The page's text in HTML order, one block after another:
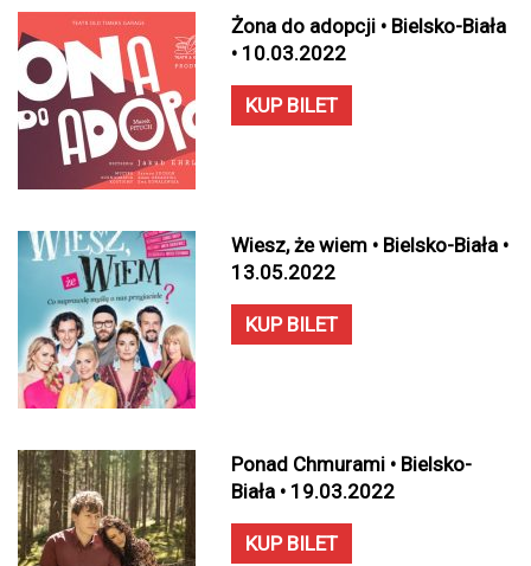
Żona do adopcji • Bielsko-Biała
• 10.03.2022
KUP BILET
Wiesz, że wiem • Bielsko-Biała •
13.05.2022
KUP BILET
Ponad Chmurami • Bielsko-
Biała • 19.03.2022
KUP BILET